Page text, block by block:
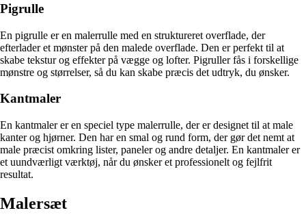
Pigrulle
En pigrulle er en malerrulle med en struktureret overflade, der
efterlader et mønster på den malede overflade. Den er perfekt til at
skabe tekstur og effekter på vægge og lofter. Pigruller fås i forskellige
mønstre og størrelser, så du kan skabe præcis det udtryk, du ønsker.
Kantmaler
En kantmaler er en speciel type malerrulle, der er designet til at male
kanter og hjørner. Den har en smal og rund form, der gør det nemt at
male præcist omkring lister, paneler og andre detaljer. En kantmaler er
et uundværligt værktøj, når du ønsker et professionelt og fejlfrit
resultat.
Malersæt